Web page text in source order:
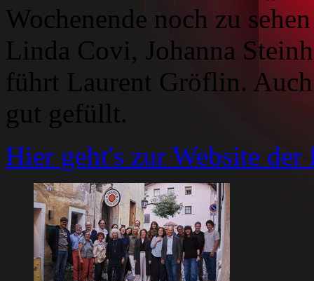
Wochenende noch zu
Linda Covi, Johanna
führt Laurent Gröflin.
gut gefüllt.
Hier geht's zur Website